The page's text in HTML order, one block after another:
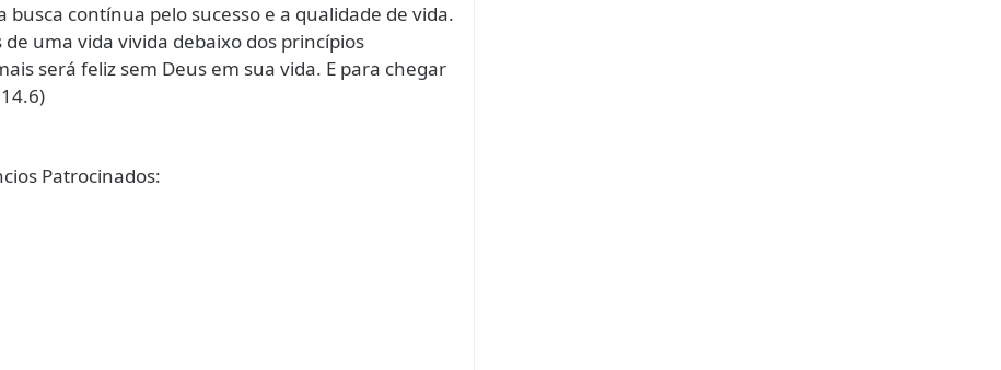
contínua pelo sucesso e a qualidade de vida.
uma vida vivida debaixo dos princípios
será feliz sem Deus em sua vida. E para chegar
Patrocinados: